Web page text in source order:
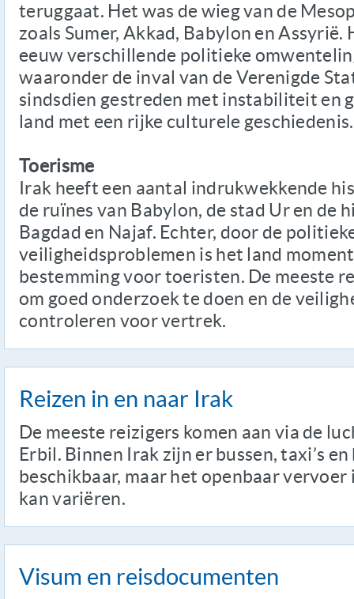
teruggaat. Het was de wieg van de
zoals Sumer, Akkad, Babylon en
eeuw verschillende politieke
waaronder de inval van de Verenigde
sindsdien gestreden met instabiliteit en
land met een rijke culturele geschiedenis.
Toerisme
Irak heeft een aantal indrukwekkende
de ruïnes van Babylon, de stad Ur en de
Bagdad en Najaf. Echter, door de
veiligheidsproblemen is het land
bestemming voor toeristen. De meeste
om goed onderzoek te doen en de
controleren voor vertrek.
Reizen in en naar Irak
De meeste reizigers komen aan via de
Erbil. Binnen Irak zijn er bussen, taxi’s
beschikbaar, maar het openbaar
kan variëren.
Visum en reisdocumenten